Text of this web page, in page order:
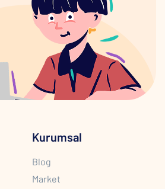
Kurumsal
Blog
Market